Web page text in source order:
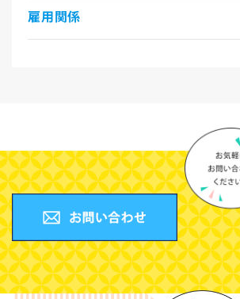
雇用関係